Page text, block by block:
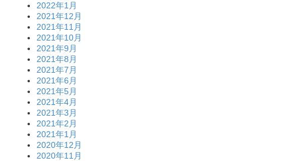
2022年1月
2021年12月
2021年11月
2021年10月
2021年9月
2021年8月
2021年7月
2021年6月
2021年5月
2021年4月
2021年3月
2021年2月
2021年1月
2020年12月
2020年11月